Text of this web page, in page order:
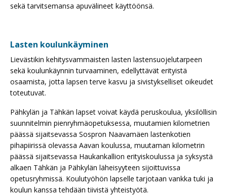
sekä tarvitsemansa apuvälineet käyttöönsä.
Lasten koulunkäyminen
Lievästikin kehitysvammaisten lasten lastensuojelutarpeen
sekä koulunkäynnin turvaaminen, edellyttävät erityistä
osaamista, jotta lapsen terve kasvu ja sivistykselliset oikeudet
toteutuvat.
Pähkylän ja Tähkän lapset voivat käydä peruskoulua, yksilöllisin
suunnitelmin pienryhmäopetuksessa, muutamien kilometrien
päässä sijaitsevassa Sospron Naavamäen lastenkotien
pihapiirissä olevassa Aavan koulussa, muutaman kilometrin
päässä sijaitsevassa Haukankallion erityiskoulussa ja syksystä
alkaen Tähkän ja Pähkylän läheisyyteen sijoittuvissa
opetusryhmissä. Koulutyöhön lapselle tarjotaan vankka tuki ja
koulun kanssa tehdään tiivistä yhteistyötä.